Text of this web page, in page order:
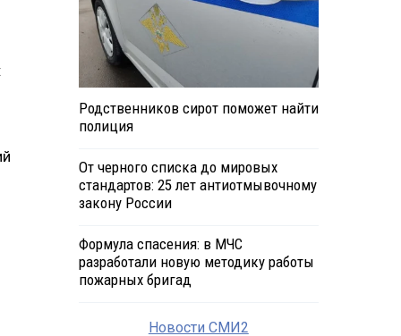
Родственников сирот поможет найти
полиция
От черного списка до мировых
стандартов: 25 лет антиотмывочному
закону России
Формула спасения: в МЧС
разработали новую методику работы
пожарных бригад
Новости СМИ2